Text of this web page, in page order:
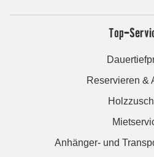
Top-
Reservieren &
Anhänger- und